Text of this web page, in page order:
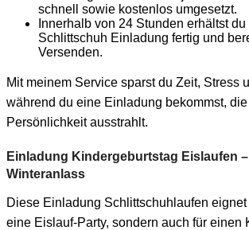
schnell sowie kostenlos umgesetzt.
Innerhalb von 24 Stunden erhältst
Schlittschuh Einladung fertig und
Versenden.
Mit meinem Service sparst du Zeit, Stress
während du eine Einladung bekommst,
Persönlichkeit ausstrahlt.
Einladung Kindergeburtstag Eislaufen
Winteranlass
Diese Einladung Schlittschuhlaufen
eine Eislauf-Party, sondern auch für einen